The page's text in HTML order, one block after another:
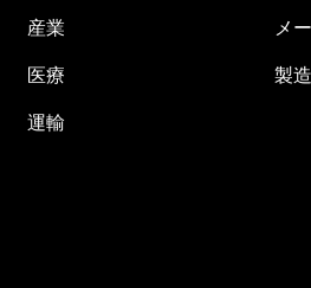
産業
医療
運輸
メ
製